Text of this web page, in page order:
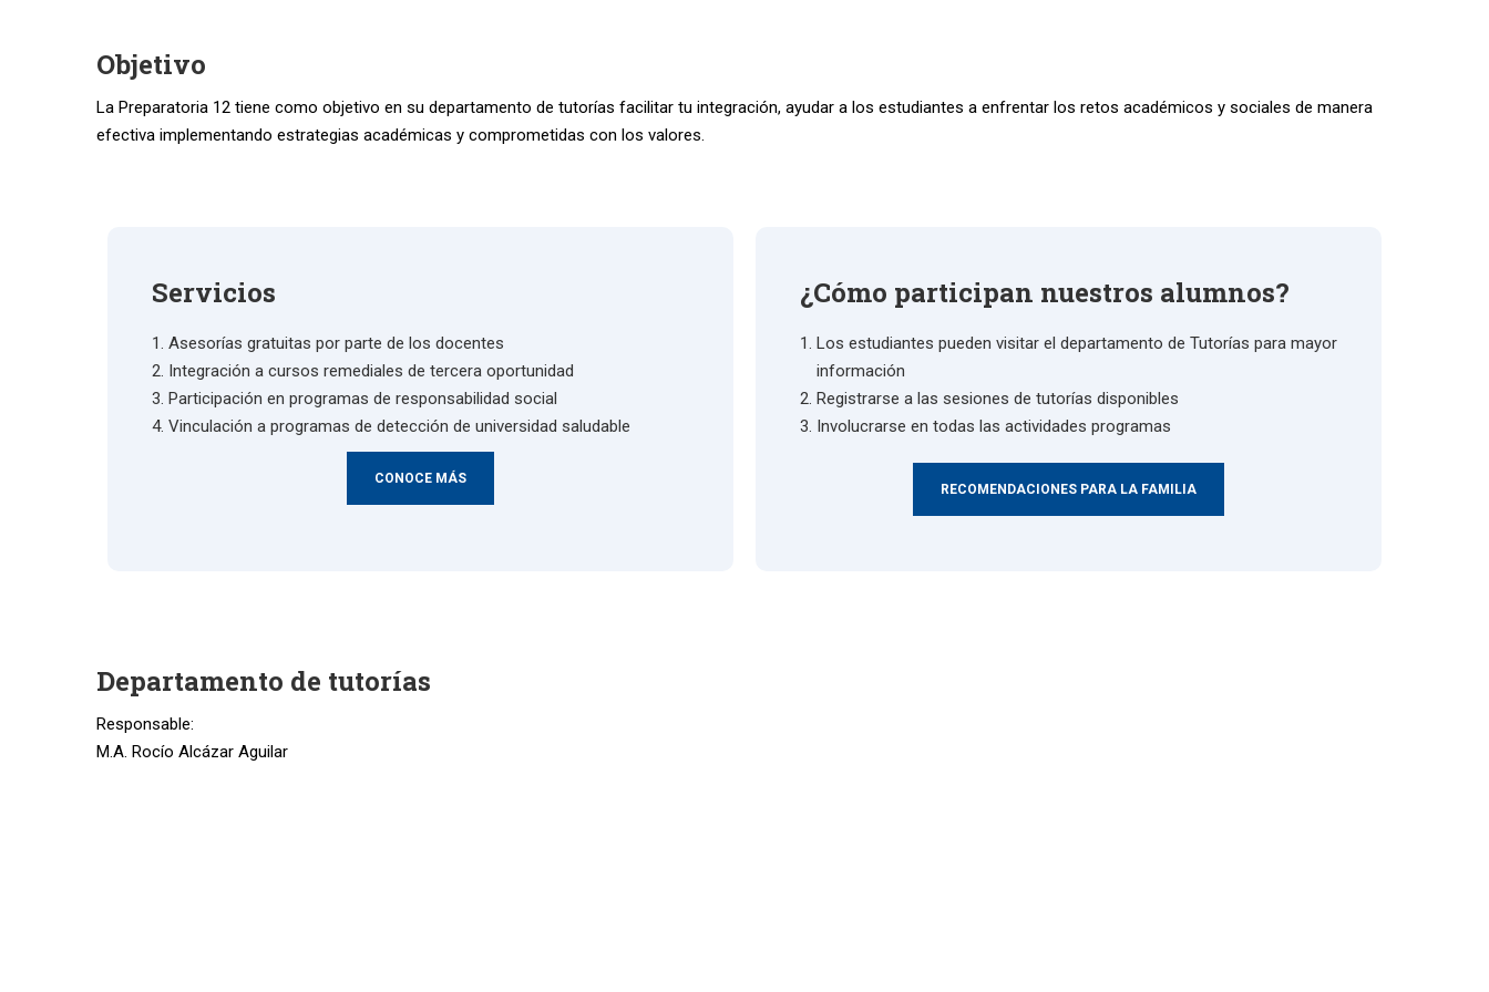
Objetivo
La Preparatoria 12 tiene como objetivo en su departamento de tutorías facilitar tu integración, ayudar a los estudiantes a enfrentar los retos académicos y sociales de manera
efectiva implementando estrategias académicas y comprometidas con los valores.
Servicios
Asesorías gratuitas por parte de los docentes
Integración a cursos remediales de tercera oportunidad
Participación en programas de responsabilidad social
Vinculación a programas de detección de universidad saludable
CONOCE MÁS
¿Cómo participan nuestros alumnos?
Los estudiantes pueden visitar el departamento de Tutorías para mayor
información
Registrarse a las sesiones de tutorías disponibles
Involucrarse en todas las actividades programas
RECOMENDACIONES PARA LA FAMILIA
Departamento de tutorías
Responsable:
M.A. Rocío Alcázar Aguilar